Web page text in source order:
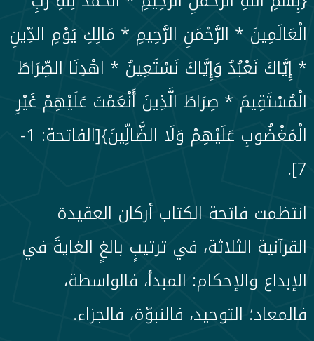
الْعَالَمِينَ * الرَّحْمَنِ الرَّحِيمِ * مَالِكِ يَوْمِ الدِّينِ
* إِيَّاكَ نَعْبُدُ وَإِيَّاكَ نَسْتَعِينُ * اهْدِنَا الصِّرَاطَ
الْمُسْتَقِيمَ * صِرَاطَ الَّذِينَ أَنْعَمْتَ عَلَيْهِمْ غَيْرِ
الْمَغْضُوبِ عَلَيْهِمْ وَلَا الضَّالِّينَ}[الفاتحة: 1-
7].
انتظمت فاتحة الكتاب أركان العقيدة
القرآنية الثلاثة، في ترتيبٍ بالغٍ الغايةَ في
الإبداع والإحكام: المبدأ، فالواسطة،
فالمعاد؛ التوحيد، فالنبوّة، فالجزاء.